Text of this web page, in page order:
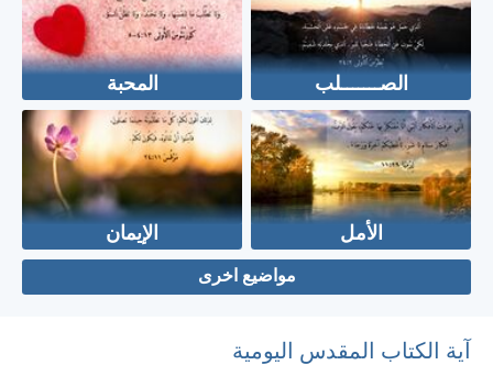
الصـــــــلب المحبة
الأمل الإيمان
مواضيع اخرى
آية الكتاب المقدس اليومية